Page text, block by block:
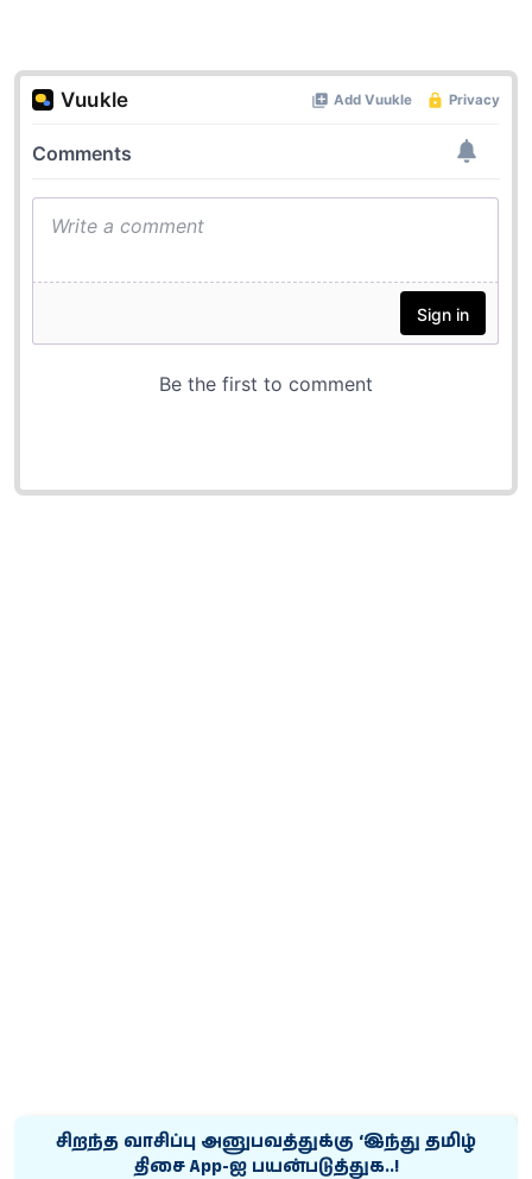
சிறந்த வாசிப்பு அனுபவத்துக்கு ‘இந்து தமிழ்
திசை App-ஐ பயன்படுத்துக..!